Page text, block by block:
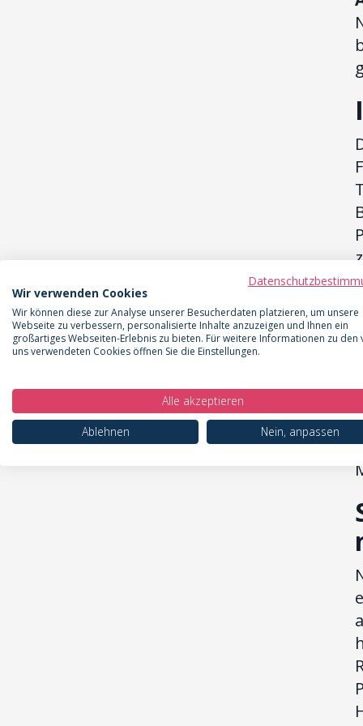
Wir verwenden Cookies
Wir können diese zur Analyse unserer Besucherdaten platzieren, um unsere
Webseite zu verbessern, personalisierte Inhalte anzuzeigen und Ihnen ein
großartiges Webseiten-Erlebnis zu bieten. Für weitere Informationen zu den
uns verwendeten Cookies öffnen Sie die Einstellungen.
Alle akzeptieren
Ablehnen
Nein, anpassen